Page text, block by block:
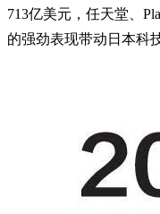
713亿美元，任天堂、
的强劲表现带动日本科